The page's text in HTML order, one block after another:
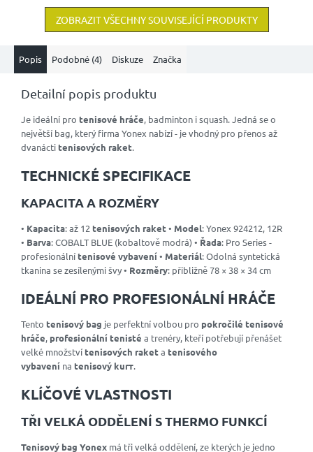
ZOBRAZIT VŠECHNY SOUVISEJÍCÍ PRODUKTY
Popis Podobné (4) Diskuze Značka
Detailní popis produktu
Je ideální pro tenisové hráče, badminton i squash. Jedná se o
největší bag, který firma Yonex nabízí - je vhodný pro přenos až
dvanáctitenisových raket.
TECHNICKÉ SPECIFIKACE
KAPACITA A ROZMĚRY
• Kapacita: až 12 tenisových raket• Model: Yonex 924212, 12R
• Barva: COBALT BLUE (kobaltově modrá) • Řada: Pro Series -
profesionálnítenisové vybavení • Materiál: Odolná syntetická
tkanina se zesílenými švy • Rozměry: přibližně 78 × 38 × 34 cm
IDEÁLNÍ PRO PROFESIONÁLNÍ HRÁČE
Tento tenisový bag je perfektní volbou pro pokročilé tenisové
hráče, profesionální tenisté a trenéry, kteří potřebují přenášet
velké množstvítenisových raketa tenisového
vybavení na tenisový kurт.
KLÍČOVÉ VLASTNOSTI
TŘI VELKÁ ODDĚLENÍ S THERMO FUNKCÍ
Tenisový bag Yonex má tři velká oddělení, ze kterých je jedno